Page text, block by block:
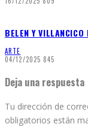
BELEN Y
ARTE
04/12/2025 845
Deja una respuesta
Tu dirección de
obligatorios están